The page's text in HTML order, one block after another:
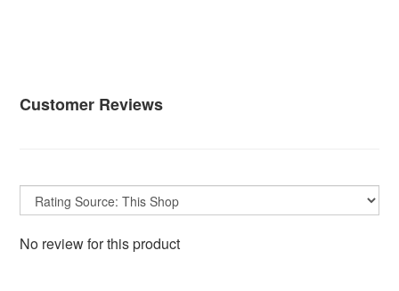
Customer Reviews
No review for this product